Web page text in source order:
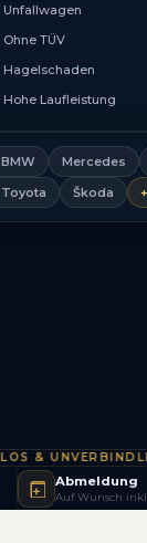
Unfallwagen
Ohne TÜV
Hagelschaden
Hohe Laufleistung
BMW Mercedes
Toyota
Škoda
UNVERBINDLICH·
Abmeldung
Auf Wunsch